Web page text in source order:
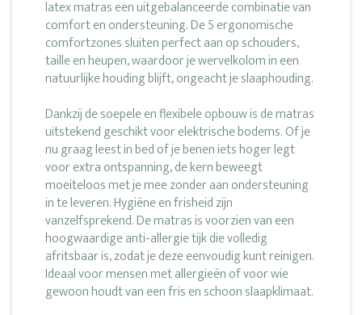
latex matras een uitgebalanceerde combinatie van
comfort en ondersteuning. De 5 ergonomische
comfortzones sluiten perfect aan op schouders,
taille en heupen, waardoor je wervelkolom in een
natuurlijke houding blijft, ongeacht je slaaphouding.
Dankzij de soepele en flexibele opbouw is de matras
uitstekend geschikt voor elektrische bodems. Of je
nu graag leest in bed of je benen iets hoger legt
voor extra ontspanning, de kern beweegt
moeiteloos met je mee zonder aan ondersteuning
in te leveren. Hygiëne en frisheid zijn
vanzelfsprekend. De matras is voorzien van een
hoogwaardige anti-allergie tijk die volledig
afritsbaar is, zodat je deze eenvoudig kunt reinigen.
Ideaal voor mensen met allergieën of voor wie
gewoon houdt van een fris en schoon slaapklimaat.